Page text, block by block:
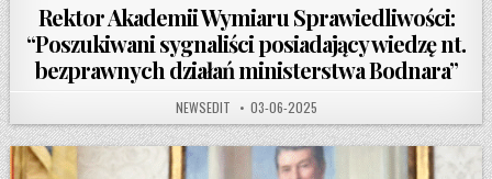
Rektor Akademii Wymiaru Sprawiedliwości:
“Poszukiwani sygnaliści posiadający wiedzę nt.
bezprawnych działań ministerstwa Bodnara”
AUTHOR:
NEWSEDIT PUBLISHED DATE:
03-06-2025